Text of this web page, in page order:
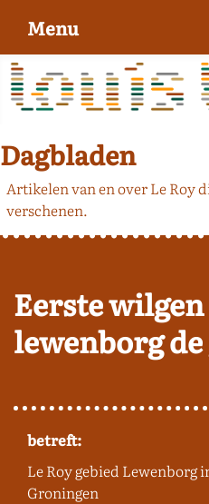
Dagbladen
Artikelen van en over Le Roy
verschenen.
Eerste
lewenborg
betreft:
Le Roy gebied Lewenborg
Groningen
Menu